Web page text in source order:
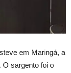
em Maringá, a
O sargento foi o